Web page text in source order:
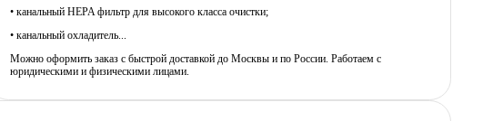
• канальный HEPA фильтр для высокого класса очистки;
• канальный охладитель...
Можно оформить заказ с быстрой доставкой до Москвы и по России. Работаем с
юридическими и физическими лицами.